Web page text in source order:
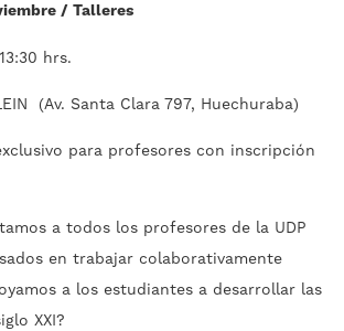
/ Talleres
hrs.
(Av. Santa Clara 797, Huechuraba)
para profesores con inscripción
a todos los profesores de la UDP
en trabajar colaborativamente
a los estudiantes a desarrollar las
XXI?